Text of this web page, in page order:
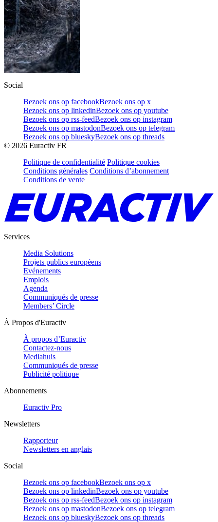
Social
Bezoek ons op facebookBezoek ons op x
Bezoek ons op linkedinBezoek ons op youtube
Bezoek ons op rss-feedBezoek ons op instagram
Bezoek ons op mastodonBezoek ons op telegram
Bezoek ons op blueskyBezoek ons op threads
© 2026 Euractiv FR
Politique de confidentialité Politique cookies
Conditions générales Conditions d’abonnement
Conditions de vente
Services
Media Solutions
Projets publics européens
Evénements
Emplois
Agenda
Communiqués de presse
Members’ Circle
À Propos d'Euractiv
À propos d’Euractiv
Contactez-nous
Mediahuis
Communiqués de presse
Publicité politique
Abonnements
Euractiv Pro
Newsletters
Rapporteur
Newsletters en anglais
Social
Bezoek ons op facebookBezoek ons op x
Bezoek ons op linkedinBezoek ons op youtube
Bezoek ons op rss-feedBezoek ons op instagram
Bezoek ons op mastodonBezoek ons op telegram
Bezoek ons op blueskyBezoek ons op threads